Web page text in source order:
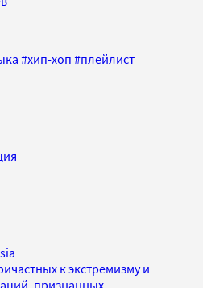
#хип-хоп #плейлист
к экстремизму и
признанных